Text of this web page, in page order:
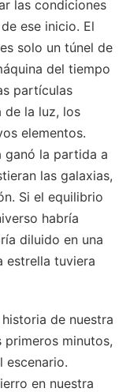
las condiciones
ese inicio. El
solo un túnel de
del tiempo
partículas
de la luz, los
elementos.
ganó la partida a
las galaxias,
Si el equilibrio
habría
diluido en una
estrella tuviera
de nuestra
minutos,
escenario.
en nuestra